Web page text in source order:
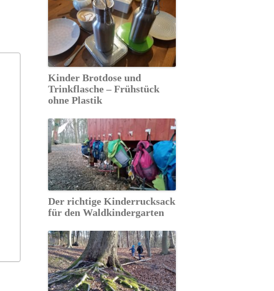
Kinder Brotdose und
Trinkflasche – Frühstück
ohne Plastik
Der richtige Kinderrucksack
für den Waldkindergarten